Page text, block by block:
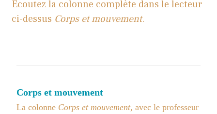
Écoutez la colonne complète dans le lecteur
ci-dessus Corps et mouvement.
Corps et mouvement
La colonne Corps et mouvement, avec le professeur